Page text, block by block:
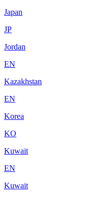
Japan
JP
Jordan
EN
Kazakhstan
EN
Korea
KO
Kuwait
EN
Kuwait